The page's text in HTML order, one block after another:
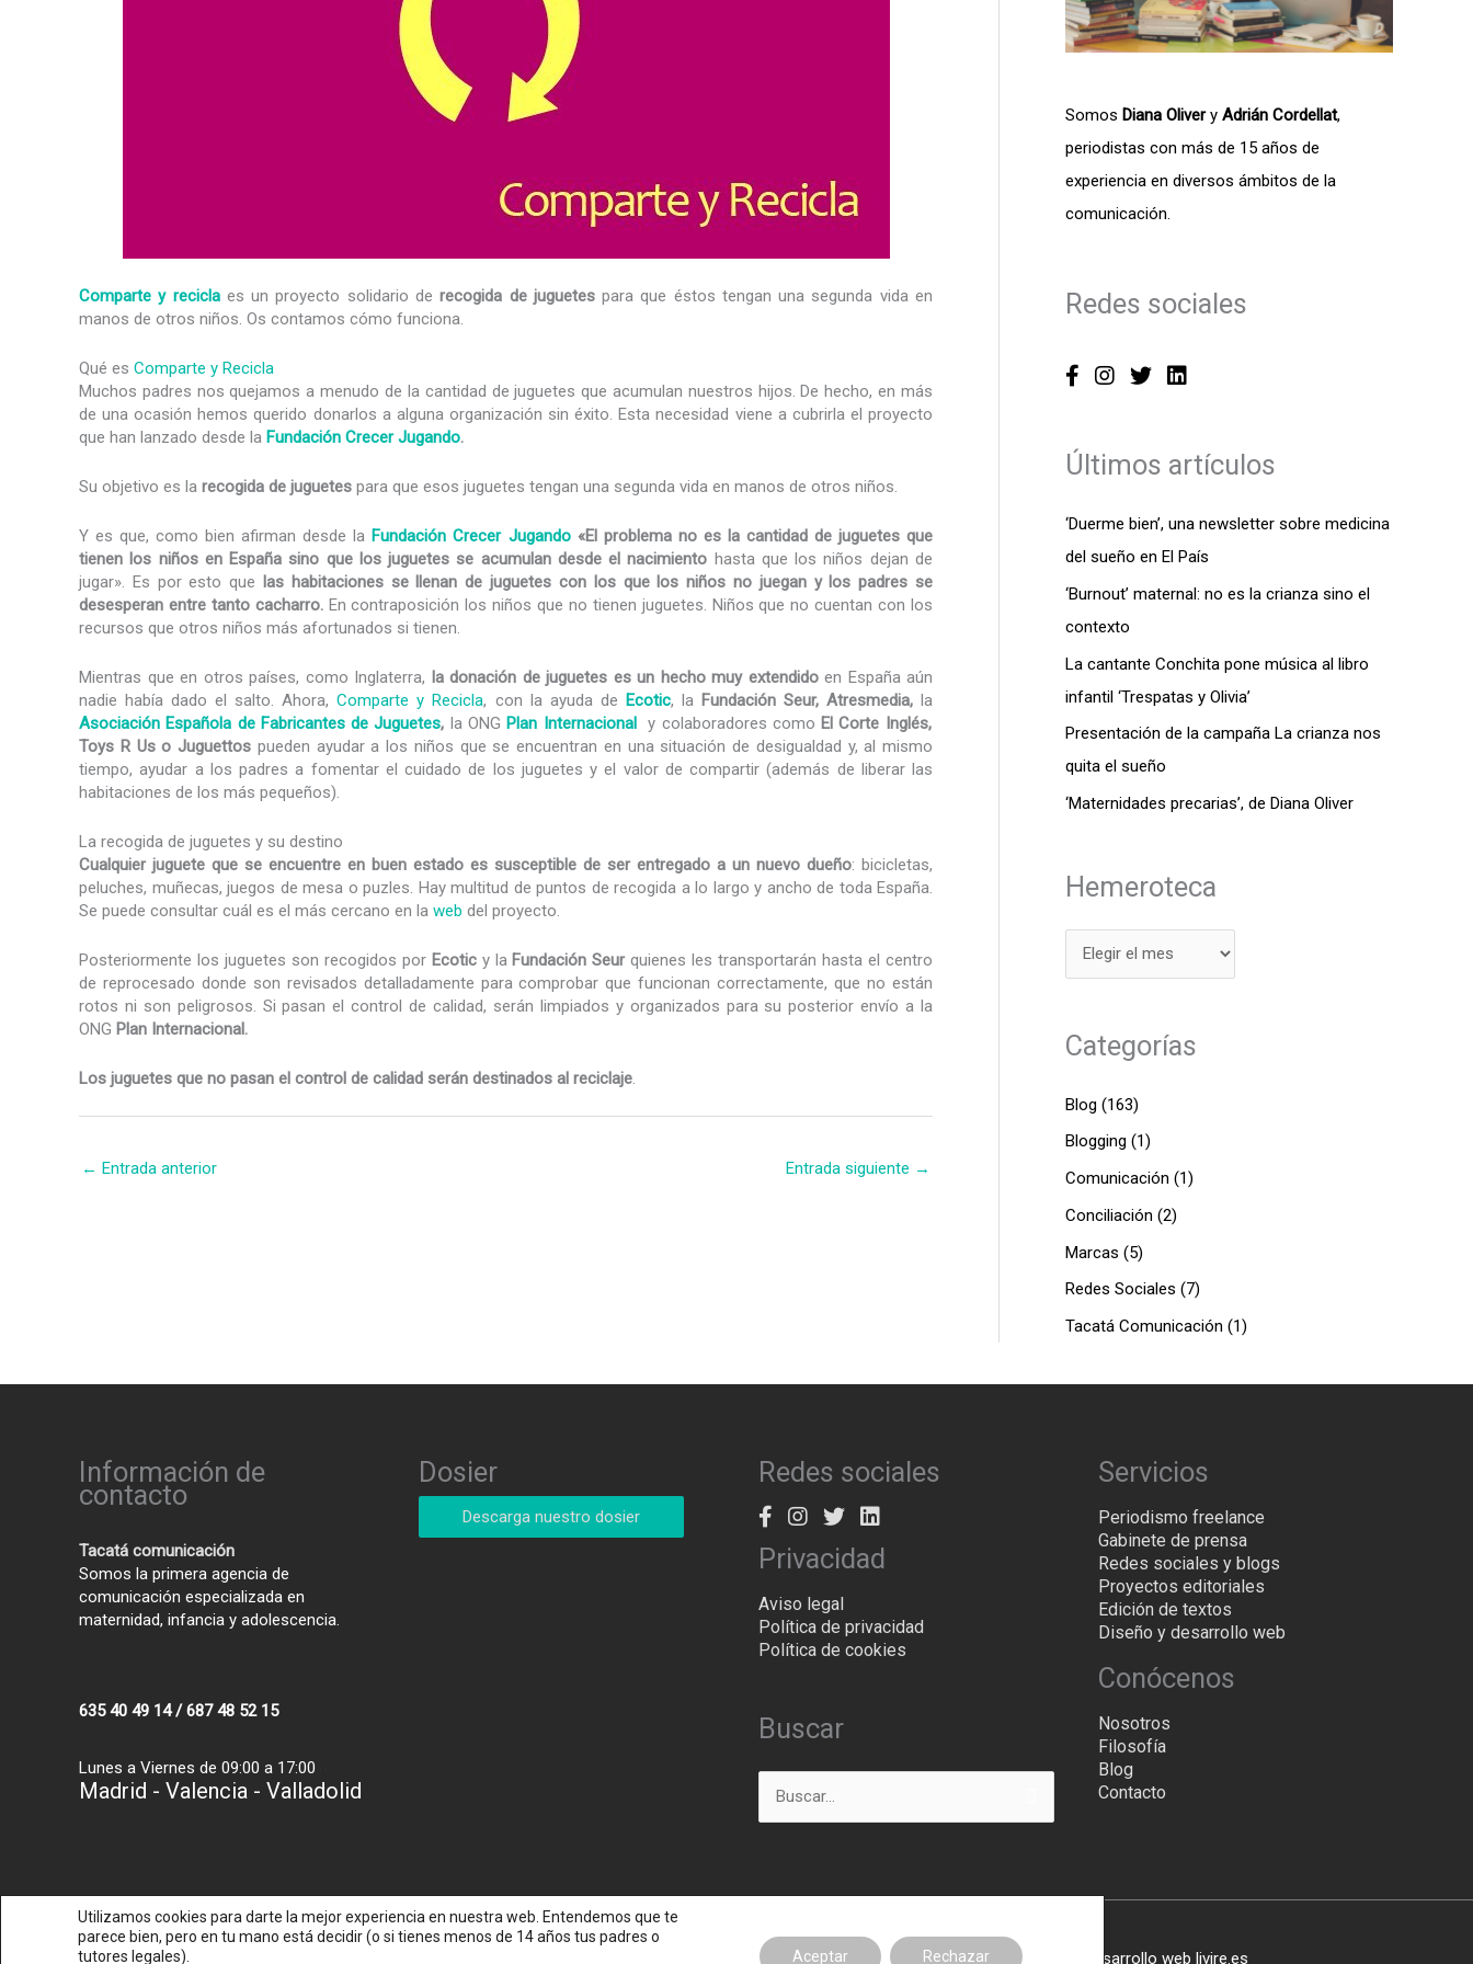
Comparte y reciclaes un proyecto solidario derecogida de juguetespara que éstos tengan una segunda vida en
manos de otros niños. Os contamos cómo funciona.
Qué es Comparte y Recicla
Muchos padres nos quejamos a menudo de la cantidad de juguetes que acumulan nuestros hijos. De hecho, en más
de una ocasión hemos querido donarlos a alguna organización sin éxito. Esta necesidad viene a cubrirla el proyecto
que han lanzado desde la Fundación Crecer Jugando.
Su objetivo es la recogida de juguetes para que esos juguetes tengan una segunda vida en manos de otros niños.
Y es que, como bien afirman desde laFundación Crecer Jugando «El problema no es la cantidad de juguetes que
tienen los niños en España sino que los juguetes se acumulan desde el nacimiento hasta que los niños dejan de
jugar». Es por esto que las habitaciones se llenan de juguetes con los que los niños no juegan y los padres se
desesperan entre tanto cacharro. En contraposición los niños que no tienen juguetes. Niños que no cuentan con los
recursos que otros niños más afortunados si tienen.
Mientras que en otros países, como Inglaterra, la donación de juguetes es un hecho muy extendido en España aún
nadie había dado el salto. Ahora,Comparte y Recicla, con la ayuda de Ecotic, la Fundación Seur, Atresmedia, la
Asociación Española de Fabricantes de Juguetes, la ONG Plan Internacional y colaboradores como El Corte Inglés,
Toys R Us o Juguettos pueden ayudar a los niños que se encuentran en una situación de desigualdad y, al mismo
tiempo, ayudar a los padres a fomentar el cuidado de los juguetes y el valor de compartir (además de liberar las
habitaciones de los más pequeños).
La recogida de juguetes y su destino
Cualquier juguete que se encuentre en buen estado es susceptible de ser entregado a un nuevo dueño: bicicletas,
peluches, muñecas, juegos de mesa o puzles. Hay multitud de puntos de recogida a lo largo y ancho de toda España.
Se puede consultar cuál es el más cercano en la web del proyecto.
Posteriormente los juguetes son recogidos por Ecoticy la Fundación Seurquienes les transportarán hasta el centro
de reprocesado donde son revisados detalladamente para comprobar que funcionan correctamente, que no están
rotos ni son peligrosos. Si pasan el control de calidad, serán limpiados y organizados para su posterior envío a la
ONG Plan Internacional.
Los juguetes que no pasan el control de calidad serán destinados al reciclaje.
← Entrada anterior Entrada siguiente →
:
Somos Diana Olivery Adrián Cordellat,
periodistas con más de 15 años de
experiencia en diversos ámbitos de la
comunicación.
Redes sociales
Últimos artículos
‘Duerme bien’, una newsletter sobre medicina
del sueño en El País
‘Burnout’ maternal: no es la crianza sino el
contexto
La cantante Conchita pone música al libro
infantil ‘Trespatas y Olivia’
Presentación de la campaña La crianza nos
quita el sueño
‘Maternidades precarias’, de Diana Oliver
Hemeroteca
Categorías
Blog (163)
Blogging (1)
Comunicación (1)
Conciliación (2)
Marcas (5)
Redes Sociales (7)
Tacatá Comunicación (1)
Información de
contacto
Tacatá comunicación
Somos la primera agencia de
comunicación especializada en
maternidad, infancia y adolescencia.
635 40 49 14 / 687 48 52 15
Lunes a Viernes de 09:00 a 17:00
Madrid - Valencia - Valladolid
Dosier
Descarga nuestro dosier
Redes sociales
Privacidad
Aviso legal
Política de privacidad
Política de cookies
Buscar
Buscar
por:
Servicios
Periodismo freelance
Gabinete de prensa
Redes sociales y blogs
Proyectos editoriales
Edición de textos
Diseño y desarrollo web
Conócenos
Nosotros
Filosofía
Blog
Contacto
Agencia de comunicación en Madrid - Tacatá Comunicación - Todos los derechos reservados - Desarrollo web livire.es
Utilizamos cookies para darte la mejor experiencia en nuestra web. Entendemos que te
parece bien, pero en tu mano está decidir (o si tienes menos de 14 años tus padres o
tutores legales).
Aceptar Rechazar